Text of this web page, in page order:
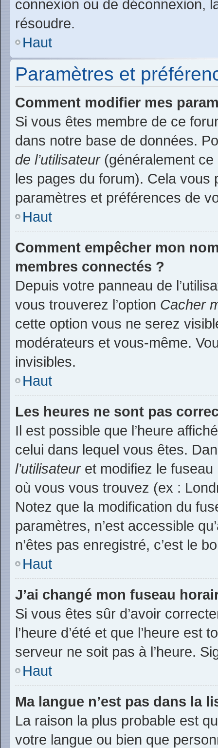
connexion ou de déconnexion,
résoudre.
Haut
Paramètres et
Comment modifier mes
Si vous êtes membre de ce
dans notre base de données.
de l’utilisateur(généralement ce
les pages du forum). Cela vous
paramètres et préférences de
Haut
Comment empêcher mon
membres connectés ?
Depuis votre panneau de
vous trouverez l’option Cacher
cette option vous ne serez
modérateurs et vous-même.
invisibles.
Haut
Les heures ne sont pas
Il est possible que l’heure
celui dans lequel vous êtes.
l’utilisateuret modifiez le fuseau
où vous vous trouvez (ex :
Notez que la modification du
paramètres, n’est accessible
n’êtes pas enregistré, c’est le
Haut
J’ai changé mon fuseau
Si vous êtes sûr d’avoir
l’heure d’été et que l’heure
serveur ne soit pas à l’heure.
Haut
Ma langue n’est pas dans la
La raison la plus probable est
votre langue ou bien que